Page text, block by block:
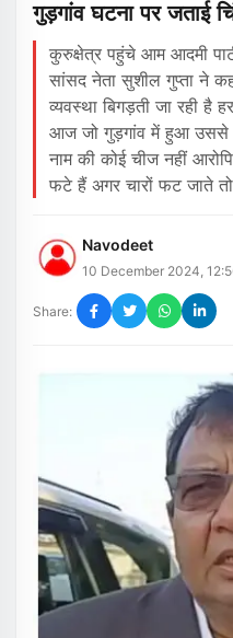
गुड़गांव घटना पर जताई
कुरुक्षेत्र पहुंचे आम आदमी
सांसद नेता सुशील गुप्ता ने
व्यवस्था बिगड़ती जा रही है
आज जो गुड़गांव में हुआ उससे
नाम की कोई चीज नहीं
फटे हैं अगर चारों फट जाते
Navodeet
10 December 2024,
Share: